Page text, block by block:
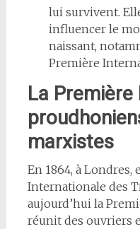
lui survivent.
influencer le
naissant,
Première
La
marxistes
En 1864, à Londres,
Internationale des
aujourd’hui la
réunit des ouvriers